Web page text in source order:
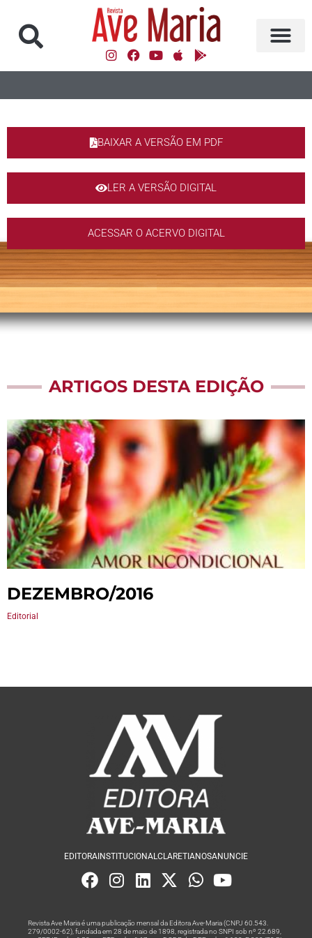
BAIXAR A VERSÃO EM PDF
LER A VERSÃO DIGITAL
ACESSAR O ACERVO DIGITAL
ARTIGOS DESTA EDIÇÃO
DEZEMBRO/2016
Editorial
EDITORA INSTITUCIONALCLARETIANOSANUNCIE
Revista Ave Maria é uma publicação mensal da Editora Ave-Maria (CNPJ 60.543.
279/0002-62), fundada em 28 de maio de 1898, registrada no SNPI sob nº 22.689,